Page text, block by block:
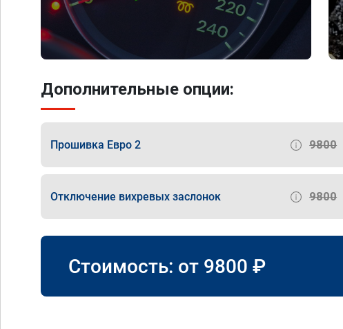
Дополнительные опции:
Прошивка Евро 2 9800
Отключение вихревых заслонок 9800
Стоимость: от 9800 ₽